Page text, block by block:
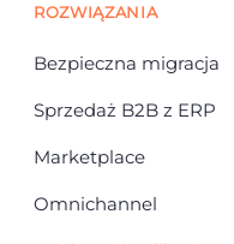
ROZWIĄZANIA
Bezpieczna migracja
Sprzedaż B2B z ERP
Marketplace
Omnichannel